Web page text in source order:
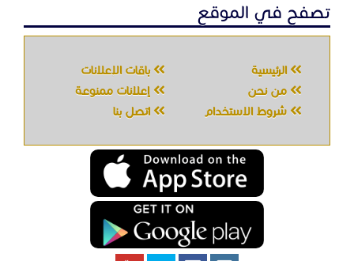
تصفح في الموقع
الرئيسية
باقات الإعلانات
من نحن
إعلانات ممنوعة
شروط الاستخدام
اتصل بنا